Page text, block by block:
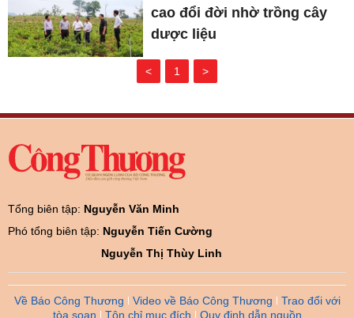
cao đổi đời nhờ trồng cây
dược liệu
< 1 >
Tổng biên tập: Nguyễn Văn Minh
Phó tổng biên tập: Nguyễn Tiến Cường
Nguyễn Thị Thùy Linh
Về Báo Công Thương Video về Báo Công Thương
Trao đổi với
tòa soạn
Tôn chỉ mục đích Quy định dẫn nguồn